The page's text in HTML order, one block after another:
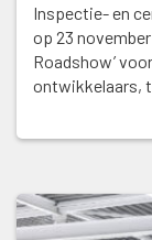
Inspectie- en
op 23
Roadshow’
ontwikkelaars,